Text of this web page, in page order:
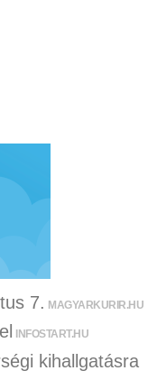
7. MAGYARKURIR.HU
INFOSTART.HU
kihallgatásra